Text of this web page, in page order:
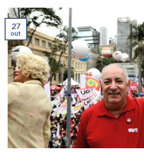
27
out